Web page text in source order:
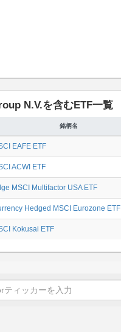
N.V.を含むETF一覧
銘柄名
EAFE ETF
ACWI ETF
MSCI Multifactor USA ETF
Hedged MSCI Eurozone ETF
Kokusai ETF